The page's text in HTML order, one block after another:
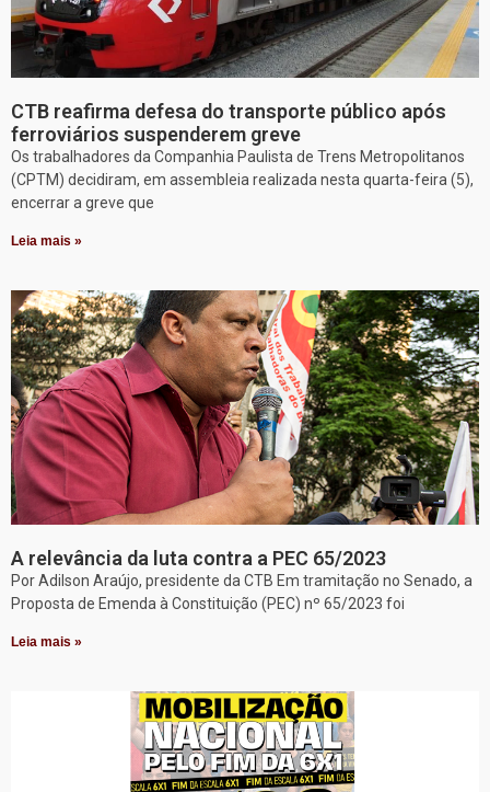
CTB reafirma defesa do transporte público após
ferroviários suspenderem greve
Os trabalhadores da Companhia Paulista de Trens Metropolitanos
(CPTM) decidiram, em assembleia realizada nesta quarta-feira (5),
encerrar a greve que
Leia mais »
A relevância da luta contra a PEC 65/2023
Por Adilson Araújo, presidente da CTB Em tramitação no Senado, a
Proposta de Emenda à Constituição (PEC) nº 65/2023 foi
Leia mais »